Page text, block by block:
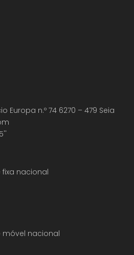
Europa n.º 74 6270 – 479 Seia
nacional
nacional